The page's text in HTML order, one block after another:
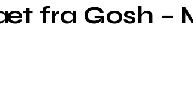
fra Gosh –